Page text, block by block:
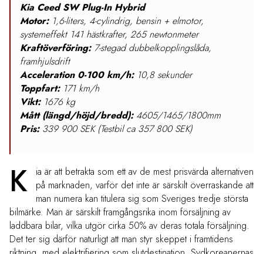
Kia Ceed SW Plug-In Hybrid
Motor:1,6-liters, 4-cylindrig, bensin + elmotor,
systemeffekt 141 hästkrafter, 265 newtonmeter
Kraftöverföring:7-stegad dubbelkopplingslåda,
framhjulsdrift
Acceleration 0-100 km/h: 10,8 sekunder
Toppfart:171 km/h
Vikt: 1676 kg
Mått (längd/höjd/bredd): 4605/1465/1800mm
Pris:339 900 SEK (Testbil ca 357 800 SEK)
K
ia är att betrakta som ett av de mest prisvärda alternativen
på marknaden, varför det inte är särskilt överraskande att
man numera kan titulera sig som Sveriges tredje största
bilmärke. Man är särskilt framgångsrika inom försäljning av
laddbara bilar, vilka utgör cirka 50% av deras totala försäljning.
Det ter sig därför naturligt att man styr skeppet i framtidens